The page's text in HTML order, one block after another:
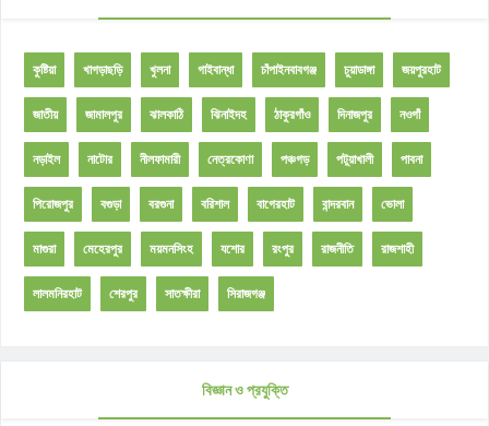
কুষ্টিয়া খাগড়াছড়ি খুলনা গাইবান্ধা চাঁপাইনবাবগঞ্জ চুয়াডাঙ্গা জয়পুরহাট
জাতীয় জামালপুর ঝালকাঠি ঝিনাইদহ ঠাকুরগাঁও দিনাজপুর নওগাঁ
নড়াইল নাটোর নীলফামারী নেত্রকোণা পঞ্চগড় পটুয়াখালী পাবনা
পিরোজপুর বগুড়া বরগুনা বরিশাল বাগেরহাট বান্দরবান ভোলা
মাগুরা মেহেরপুর ময়মনসিংহ যশোর রংপুর রাজনীতি রাজশাহী
লালমনিরহাট শেরপুর সাতক্ষীরা সিরাজগঞ্জ
বিজ্ঞান ও প্রযুক্তি